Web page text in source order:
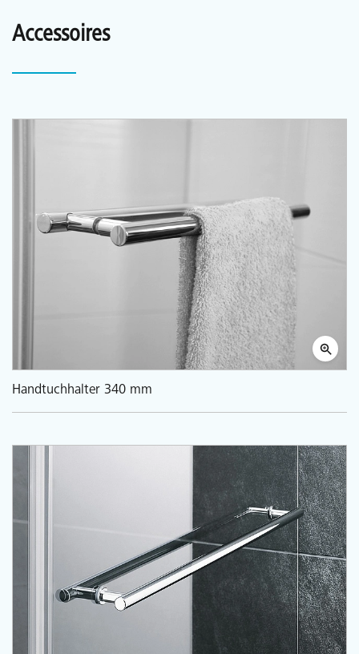
Accessoires
Handtuchhalter 340 mm